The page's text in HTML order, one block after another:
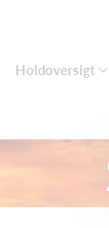
Holdoversigt